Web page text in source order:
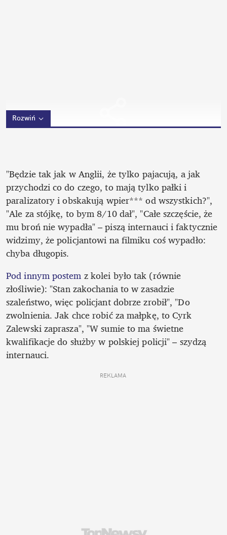
Rozwiń
"Będzie tak jak w Anglii, że tylko pajacują, a jak
przychodzi co do czego, to mają tylko pałki i
paralizatory i obskakują wpier*** od wszystkich?",
"Ale za stójkę, to bym 8/10 dał", "Całe szczęście, że
mu broń nie wypadła" – piszą internauci i faktycznie
widzimy, że policjantowi na filmiku coś wypadło:
chyba długopis.
Pod innym postem z kolei było tak (równie
złośliwie): "Stan zakochania to w zasadzie
szaleństwo, więc policjant dobrze zrobił", "Do
zwolnienia. Jak chce robić za małpkę, to Cyrk
Zalewski zaprasza", "W sumie to ma świetne
kwalifikacje do służby w polskiej policji" – szydzą
internauci.
REKLAMA